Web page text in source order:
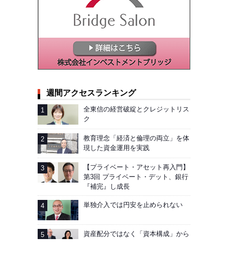
週間アクセスランキング
全東信の経営破綻とクレジットリス
ク
教育理念「経済と倫理の両立」を体
現した資金運用を実践
【プライベート・アセット再入門】
第3回 プライベート・デット、銀行
『補完』し成長
単独介入では円安を止められない
資産配分ではなく「資本構成」から